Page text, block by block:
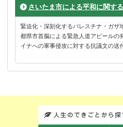
さいたま市による平和に関す
緊迫化・深刻化するパレスチナ・ガザ
都県市首脳による緊急人道アピールの
イナへの軍事侵攻に対する抗議文の送